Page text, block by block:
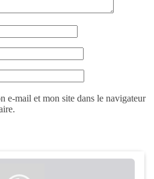
e-mail et mon site dans le navigateur